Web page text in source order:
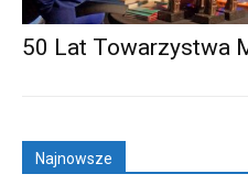
50 Lat Towarzystwa
Najnowsze